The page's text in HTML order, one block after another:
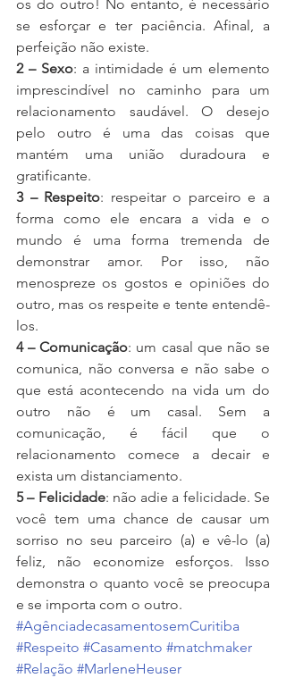
os do outro! No entanto, é necessário
se esforçar e ter paciência. Afinal, a
perfeição não existe.
2 – Sexo: a intimidade é um elemento
imprescindível no caminho para um
relacionamento saudável. O desejo
pelo outro é uma das coisas que
mantém uma união duradoura e
gratificante.
3 – Respeito: respeitar o parceiro e a
forma como ele encara a vida e o
mundo é uma forma tremenda de
demonstrar amor. Por isso, não
menospreze os gostos e opiniões do
outro, mas os respeite e tente entendê-
los.
4 – Comunicação: um casal que não se
comunica, não conversa e não sabe o
que está acontecendo na vida um do
outro não é um casal. Sem a
comunicação, é fácil que o
relacionamento comece a decair e
exista um distanciamento.
5 – Felicidade: não adie a felicidade. Se
você tem uma chance de causar um
sorriso no seu parceiro (a) e vê-lo (a)
feliz, não economize esforços. Isso
demonstra o quanto você se preocupa
e se importa com o outro.
#AgênciadecasamentosemCuritiba
#Respeito #Casamento #matchmaker
#Relação #MarleneHeuser